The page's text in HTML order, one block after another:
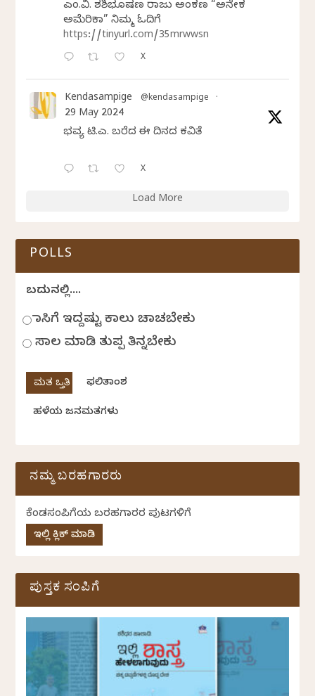
ಎಂ.ವಿ. ಶಶಿಭೂಷಣ ರಾಜು ಅಂಕಣ “ಅನೇಕ
ಅಮೆರಿಕಾ” ನಿಮ್ಮ ಓದಿಗೆ
https://tinyurl.com/35mrwwsn
X
Kendasampige @kendasampige ·
29 May 2024
ಭವ್ಯ ಟಿ.ಎಸ್. ಬರೆದ ಈ ದಿನದ ಕವಿತೆ
X
Load More
POLLS
ಬದುಕಿನಲ್ಲಿ....
ಹಾಸಿಗೆ ಇದ್ದಷ್ಟು ಕಾಲು ಚಾಚಬೇಕು
ಸಾಲ ಮಾಡಿ ತುಪ್ಪ ತಿನ್ನಬೇಕು
ಫಲಿತಾಂಶ
ಹಳೆಯ ಜನಮತಗಳು
ನಮ್ಮ ಬರಹಗಾರರು
ಕೆಂಡಸಂಪಿಗೆಯ ಬರಹಗಾರರ ಪುಟಗಳಿಗೆ
ಇಲ್ಲಿ ಕ್ಲಿಕ್ ಮಾಡಿ
ಪುಸ್ತಕ ಸಂಪಿಗೆ